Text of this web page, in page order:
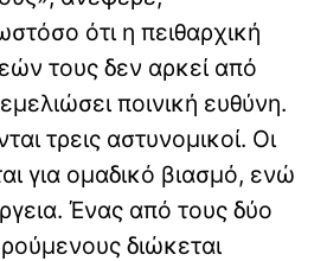
ότι η πειθαρχική
τους δεν αρκεί από
ποινική ευθύνη.
τρεις αστυνομικοί. Οι
για ομαδικό βιασμό, ενώ
Ένας από τους δύο
διώκεται